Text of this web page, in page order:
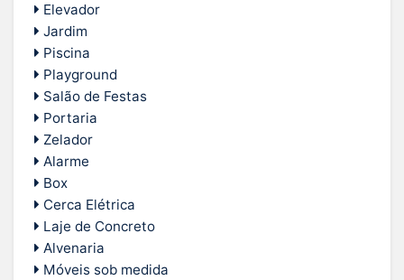
Elevador
Jardim
Piscina
Playground
Salão de Festas
Portaria
Zelador
Alarme
Box
Cerca Elétrica
Laje de Concreto
Alvenaria
Móveis sob medida